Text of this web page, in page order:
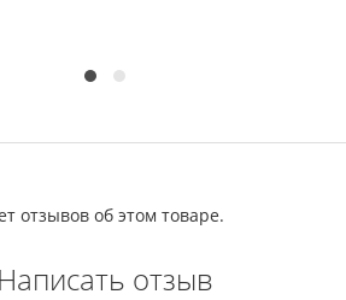
отзывов об этом товаре.
Написать отзыв